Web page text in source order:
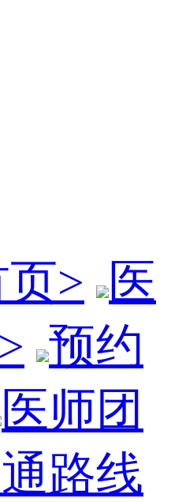
页>
医
> 预约
医师团
路线